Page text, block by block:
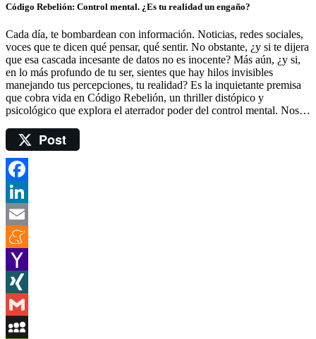
Código Rebelión: Control mental. ¿Es tu realidad un engaño?
Cada día, te bombardean con información. Noticias, redes sociales,
voces que te dicen qué pensar, qué sentir. No obstante, ¿y si te dijera
que esa cascada incesante de datos no es inocente? Más aún, ¿y si,
en lo más profundo de tu ser, sientes que hay hilos invisibles
manejando tus percepciones, tu realidad? Es la inquietante premisa
que cobra vida en Código Rebelión, un thriller distópico y
psicológico que explora el aterrador poder del control mental. Nos…
Post
Facebook
LinkedIn
Email
Meneame
Yahoo
Mail
XING
Gmail